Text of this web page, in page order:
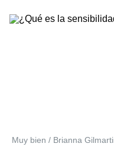
Muy bien / Brianna